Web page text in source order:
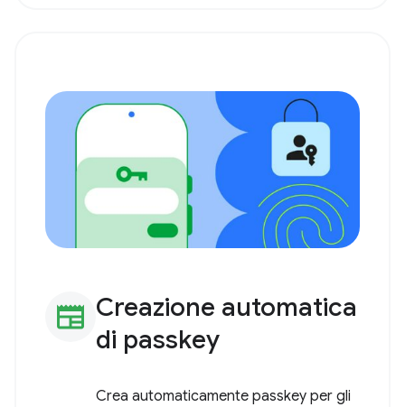
newspaper Creazione automatica
di passkey
Crea automaticamente passkey per gli